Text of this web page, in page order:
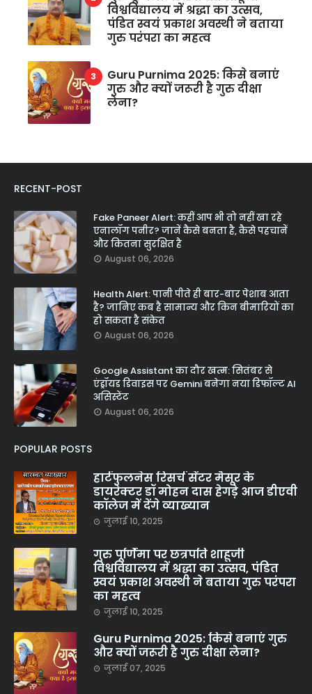
विश्वविद्यालय में श्रद्धा का उत्सव,
पंडित स्वयं प्रकाश अवस्थी ने बताया
गुरु परंपरा का महत्व
Guru Purnima 2025: किसे बनाएं
गुरु और क्यों जरूरी है गुरु दीक्षा
लेना?
RECENT-POST
Fake Paneer Alert: कहीं आप भी तो नहीं खा रहे
एनालॉग पनीर? जानें कैसे बनता है, कैसे पहचानें
और कितना सुरक्षित है
August 06, 2026
Health Alert: पानी पीते ही बार-बार पेशाब आता
है? जानिए कब है सामान्य और किन बीमारियों का
हो सकता है संकेत
August 06, 2026
Google Assistant का दौर खत्म: सितंबर से
एंड्रॉयड डिवाइस पर Gemini बनेगा नया डिफॉल्ट AI
असिस्टेंट
August 06, 2026
POPULAR POSTS
हार्टफुलनेस रिसर्च सेंटर मैसूर के
डायरेक्टर डॉ मोहन दास हेगड़े आज डीएवी
कॉलेज में देंगे व्याख्यान
जुलाई 10, 2025
गुरु पूर्णिमा पर छत्रपति शाहूजी
विश्वविद्यालय में श्रद्धा का उत्सव, पंडित
स्वयं प्रकाश अवस्थी ने बताया गुरु परंपरा
का महत्व
जुलाई 10, 2025
Guru Purnima 2025: किसे बनाएं गुरु
और क्यों जरूरी है गुरु दीक्षा लेना?
जुलाई 07, 2025